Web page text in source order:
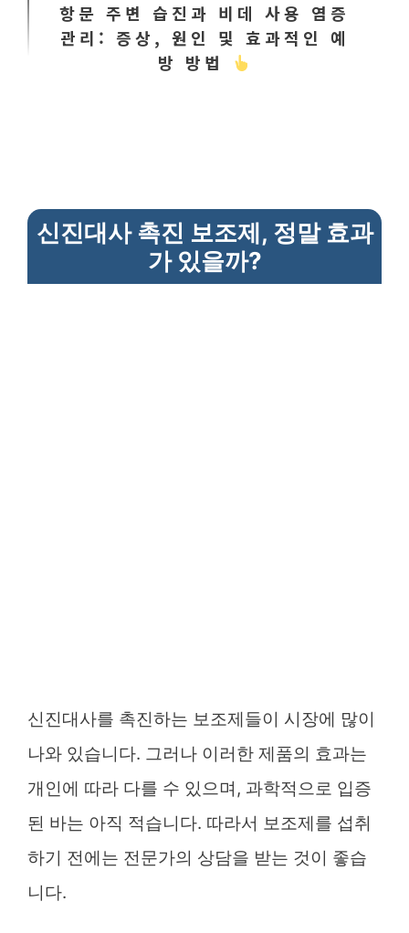
항문 주변 습진과 비데 사용 염증
관리: 증상, 원인 및 효과적인 예
방 방법
신진대사 촉진 보조제, 정말 효과
가 있을까?
신진대사를 촉진하는 보조제들이 시장에 많이
나와 있습니다. 그러나 이러한 제품의 효과는
개인에 따라 다를 수 있으며, 과학적으로 입증
된 바는 아직 적습니다. 따라서 보조제를 섭취
하기 전에는 전문가의 상담을 받는 것이 좋습
니다.